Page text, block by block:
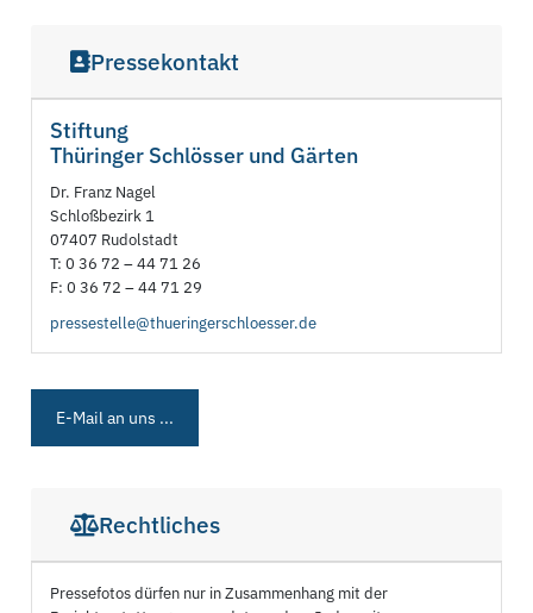
Pressekontakt
Stiftung
Thüringer Schlösser und Gärten
Dr. Franz Nagel
Schloßbezirk 1
07407 Rudolstadt
T: 0 36 72 – 44 71 26
F: 0 36 72 – 44 71 29
pressestelle@thueringerschloesser.de
E-Mail an uns ...
Rechtliches
Pressefotos dürfen nur in Zusammenhang mit der